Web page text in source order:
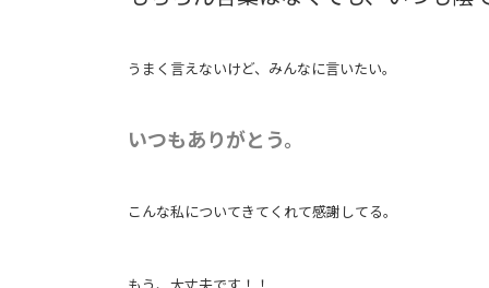
うまく言えないけど、みんなに言いたい。
いつもありがとう。
こんな私についてきてくれて感謝してる。